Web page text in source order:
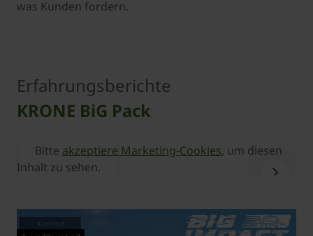
was Kunden fordern.
Erfahrungsberichte
KRONE BiG Pack
Bitte akzeptiere Marketing-Cookies, um diesen
Inhalt zu sehen.